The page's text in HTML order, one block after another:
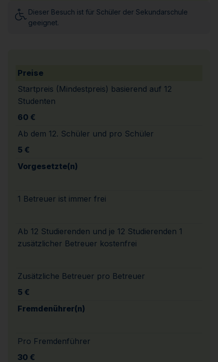
Dieser Besuch ist für Schüler der Sekundarschule
geeignet.
Preise
Startpreis (Mindestpreis) basierend auf 12
Studenten
60 €
Ab dem 12. Schüler und pro Schüler
5 €
Vorgesetzte(n)
1 Betreuer ist immer frei
Ab 12 Studierenden und je 12 Studierenden 1
zusätzlicher Betreuer kostenfrei
Zusätzliche Betreuer pro Betreuer
5 €
Fremdenührer(n)
Pro Fremdenführer
30 €